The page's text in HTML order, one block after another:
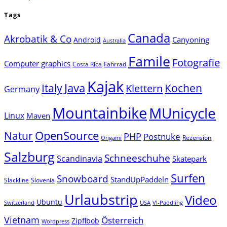
Tags
Akrobatik & Co Android Australia Canada Canyoning
Computer graphics Costa Rica Fahrrad Famile Fotografie
Germany Italy Java Kajak Klettern Kochen
Linux Maven MountainbikeMUnicycle
NaturOpenSource Origami PHP Postnuke Rezension
SalzburgScandinavia Schneeschuhe Skatepark
Slackline Slovenia Snowboard StandUpPaddeln Surfen
Switzerland Ubuntu Urlaubstrip USA VI-Paddling Video
Vietnam Wordpress Zipflbob Österreich